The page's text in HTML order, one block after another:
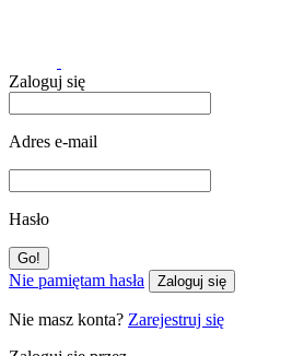
Zaloguj się
Adres e-mail
Hasło
Nie pamiętam hasła Zaloguj się
Nie masz konta? Zarejestruj się